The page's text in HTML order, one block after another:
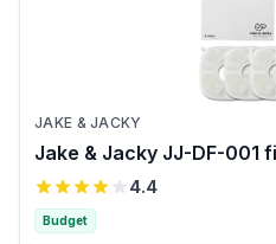
JAKE & JACKY
Jake & Jacky JJ-DF-001
4.4
Budget